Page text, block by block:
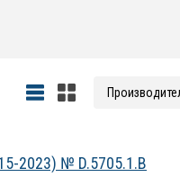
2023) № D.5705.1.B